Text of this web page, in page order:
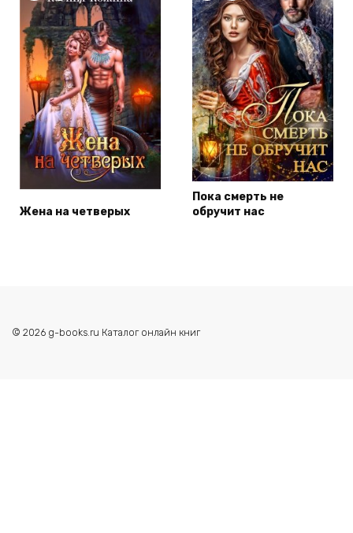
Жена на четверых
Пока смерть не
обручит нас
© 2026 g-books.ru Каталог онлайн книг